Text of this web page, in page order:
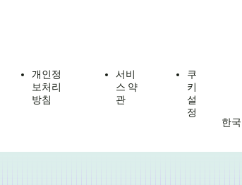
개인정
보처리
방침
서비
스 약
관
쿠
키
설
정
한